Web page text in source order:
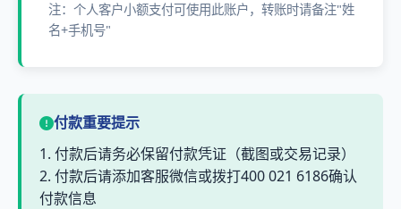
注：个人客户小额支付可使用此账户，转账时请备注"姓
名+手机号"
付款重要提示
1. 付款后请务必保留付款凭证（截图或交易记录）
2. 付款后请添加客服微信或拨打400 021 6186确认
付款信息